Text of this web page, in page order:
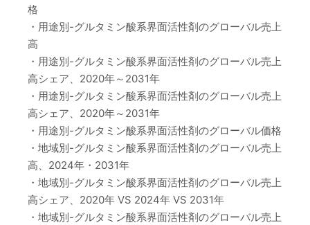
格
・用途別-グルタミン酸系界面活性剤のグローバル売上
高
・用途別-グルタミン酸系界面活性剤のグローバル売上
高シェア、2020年～2031年
・用途別-グルタミン酸系界面活性剤のグローバル売上
高シェア、2020年～2031年
・用途別-グルタミン酸系界面活性剤のグローバル価格
・地域別-グルタミン酸系界面活性剤のグローバル売上
高、2024年・2031年
・地域別-グルタミン酸系界面活性剤のグローバル売上
高シェア、2020年 VS 2024年 VS 2031年
・地域別-グルタミン酸系界面活性剤のグローバル売上